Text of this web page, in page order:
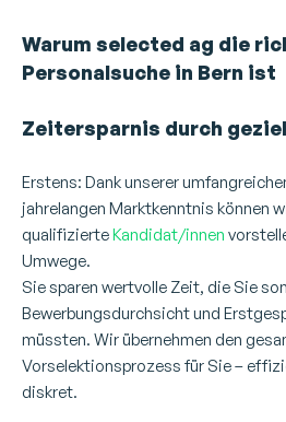
Warum selected ag die
Personalsuche in Bern ist
Zeitersparnis durch
Erstens: Dank unserer
jahrelangen Marktkenntnis können
qualifizierteKandidat/innen
Umwege.
Sie sparen wertvolle Zeit, die Sie
Bewerbungsdurchsicht und
müssten. Wir übernehmen den
Vorselektionsprozess für Sie –
diskret.